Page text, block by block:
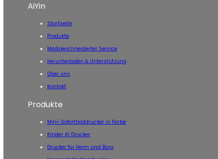
AiYin
Startseite
Produkte
Maßgeschneiderter Service
Herunterladen & Unterstützung
Über uns
Kontakt
Produkte
Mini-Sofortbilddrucker in Farbe
Kinder AI Drucker
Drucker für Heim und Büro